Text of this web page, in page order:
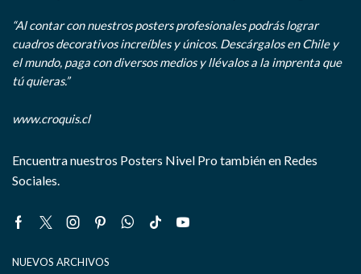
“Al contar con nuestros posters profesionales podrás lograr
cuadros decorativos increíbles y únicos. Descárgalos en Chile y
el mundo, paga con diversos medios y llévalos a la imprenta que
tú quieras.”
www.croquis.cl
Encuentra nuestros Posters Nivel Pro también en Redes
Sociales.
Facebook
TwitterInstagram
PinterestWhatsapp
Tik- Youtube
NUEVOS ARCHIVOS